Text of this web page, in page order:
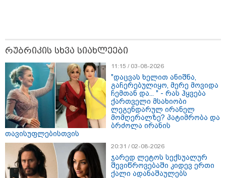
09:52 / 07-08-2026
"რაკეტები ჩვენც გვჭირდება" - დონალდ
ტრამპი უკრაინისთვის Patriot-ის
რაკეტების გაგზავნაზე
რუბრიკის სხვა სიახლეები
11:15 / 03-08-2026
"დაცვას ხელით ანიშნა,
გაჩერებულიყო, მერე მოვიდა
ჩემთან და... " - რას ჰყვება
ქართველი მსახიობი
ლეგენდარულ ირანელ
მომღერალზე? პატიმრობა და
ბრძოლა ირანის
თავისუფლებისთვის
20:31 / 02-08-2026
ჯარედ ლეტოს სექსუალურ
შევიწროვებაში კიდევ ერთი
ქალი ადანაშაულებს